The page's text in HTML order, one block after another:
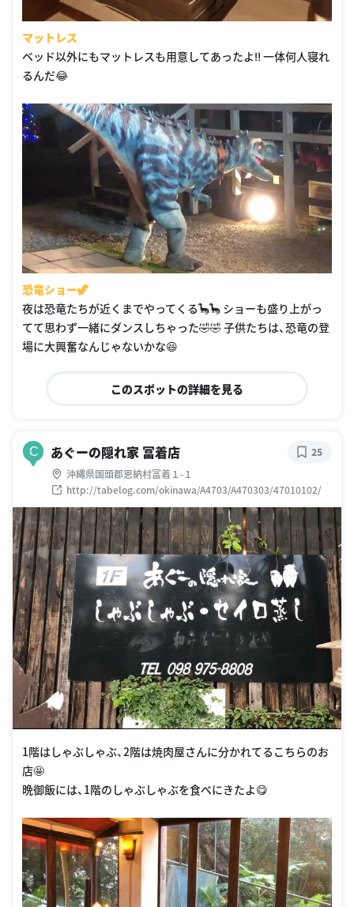
マットレス
ベッド以外にもマットレスも用意してあったよ‼️ 一体何人寝れ
るんだ😂
恐竜ショー🦖
夜は恐竜たちが近くまでやってくる🦕🦕 ショーも盛り上がっ
てて思わず一緒にダンスしちゃった🤣🤣 子供たちは、恐竜の登
場に大興奮なんじゃないかな😆
このスポットの詳細を見る
C あぐーの隠れ家 冨着店
沖縄県国頭郡恩納村冨着１-１
http://tabelog.com/okinawa/A4703/A470303/47010102/
25
1階はしゃぶしゃぶ、2階は焼肉屋さんに分かれてるこちらのお
店🤩
晩御飯には、1階のしゃぶしゃぶを食べにきたよ😋